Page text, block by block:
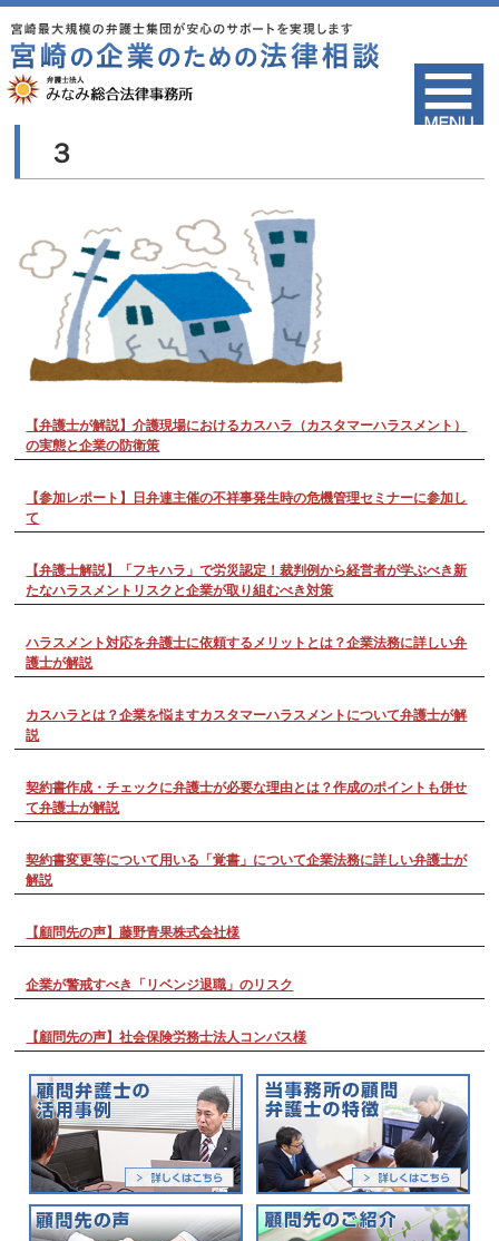
３
【弁護士が解説】介護現場におけるカスハラ（カスタマーハラスメント）
の実態と企業の防衛策
【参加レポート】日弁連主催の不祥事発生時の危機管理セミナーに参加し
て
【弁護士解説】「フキハラ」で労災認定！裁判例から経営者が学ぶべき新
たなハラスメントリスクと企業が取り組むべき対策
ハラスメント対応を弁護士に依頼するメリットとは？企業法務に詳しい弁
護士が解説
カスハラとは？企業を悩ますカスタマーハラスメントについて弁護士が解
説
契約書作成・チェックに弁護士が必要な理由とは？作成のポイントも併せ
て弁護士が解説
契約書変更等について用いる「覚書」について企業法務に詳しい弁護士が
解説
【顧問先の声】藤野青果株式会社様
企業が警戒すべき「リベンジ退職」のリスク
【顧問先の声】社会保険労務士法人コンパス様